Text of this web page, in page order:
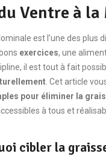
Ventre à la
est l’une des plus
exercices, une
il est tout à fait
. Cet article
pour éliminer la
à tous et
cibler la